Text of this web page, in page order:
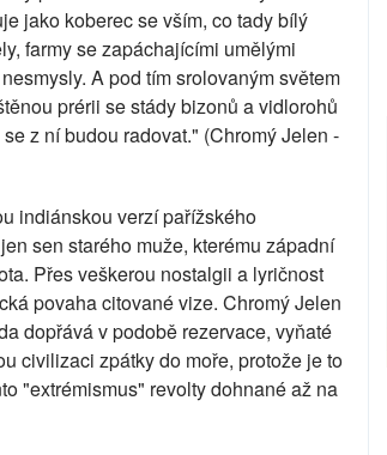
jako koberec se vším, co tady bílý
farmy se zapáchajícími umělými
A pod tím srolovaným světem
prérii se stády bizonů a vidlorohů
z ní budou radovat." (Chromý Jelen -
indiánskou verzí pařížského
sen starého muže, kterému západní
Přes veškerou nostalgii a lyričnost
povaha citované vize. Chromý Jelen
dopřává v podobě rezervace, vyňaté
civilizaci zpátky do moře, protože je to
"extrémismus" revolty dohnané až na